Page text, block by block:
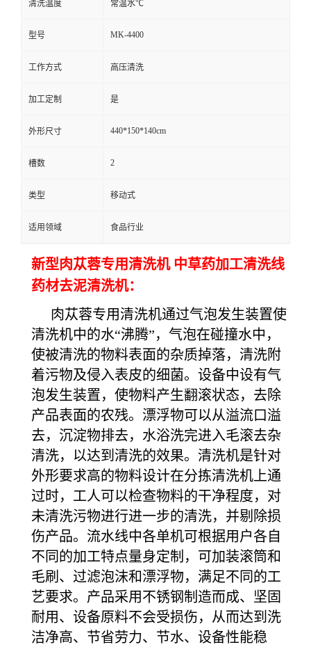
清洗温度 常温水℃
型号 MK-4400
工作方式 高压清洗
加工定制 是
外形尺寸 440*150*140cm
槽数 2
类型 移动式
适用领域 食品行业
新型肉苁蓉专用清洗机 中草药加工清洗线
药材去泥清洗机：
肉苁蓉专用清洗机通过气泡发生装置使
清洗机中的水“沸腾”，气泡在碰撞水中，
使被清洗的物料表面的杂质掉落，清洗附
着污物及侵入表皮的细菌。设备中设有气
泡发生装置，使物料产生翻滚状态，去除
产品表面的农残。漂浮物可以从溢流口溢
去，沉淀物排去，水浴洗完进入毛滚去杂
清洗，以达到清洗的效果。清洗机是针对
外形要求高的物料设计在分拣清洗机上通
过时，工人可以检查物料的干净程度，对
未清洗污物进行进一步的清洗，并剔除损
伤产品。流水线中各单机可根据用户各自
不同的加工特点量身定制，可加装滚筒和
毛刷、过滤泡沫和漂浮物，满足不同的工
艺要求。产品采用不锈钢制造而成、坚固
耐用、设备原料不会受损伤，从而达到洗
洁净高、节省劳力、节水、设备性能稳